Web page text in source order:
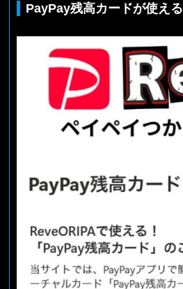
PayPay残高カードが使える